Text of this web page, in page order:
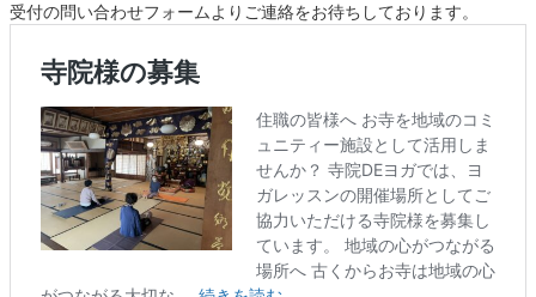
受付の問い合わせフォームよりご連絡をお待ちしております。